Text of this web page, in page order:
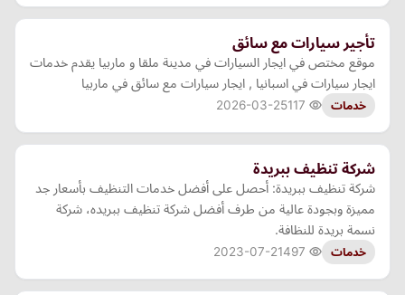
تأجير سيارات مع سائق
موقع مختص في ايجار السيارات في مدينة ملقا و ماربيا يقدم خدمات
ايجار سيارات في اسبانيا , ايجار سيارات مع سائق في ماربيا
خدمات 2026-03-25
شركة تنظيف ببريدة
شركة تنظيف ببريدة: أحصل على أفضل خدمات التنظيف بأسعار جد
مميزة وبجودة عالية من طرف أفضل شركة تنظيف ببريده، شركة
نسمة بريدة للنظافة.
خدمات 2023-07-21